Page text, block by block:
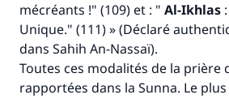
mécréants !" (109) et : " Al-Ikhlas
Unique." (111) » (Déclaré
dans Sahih An-Nassaï).
Toutes ces modalités de la prière
rapportées dans la Sunna. Le